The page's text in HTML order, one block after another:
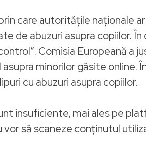
care autoritățile naționale
de abuzuri asupra copiilor.
Comisia Europeană a
minorilor găsite online.
cu abuzuri asupra copiilor.
insuficiente, mai ales pe
să scaneze conținutul